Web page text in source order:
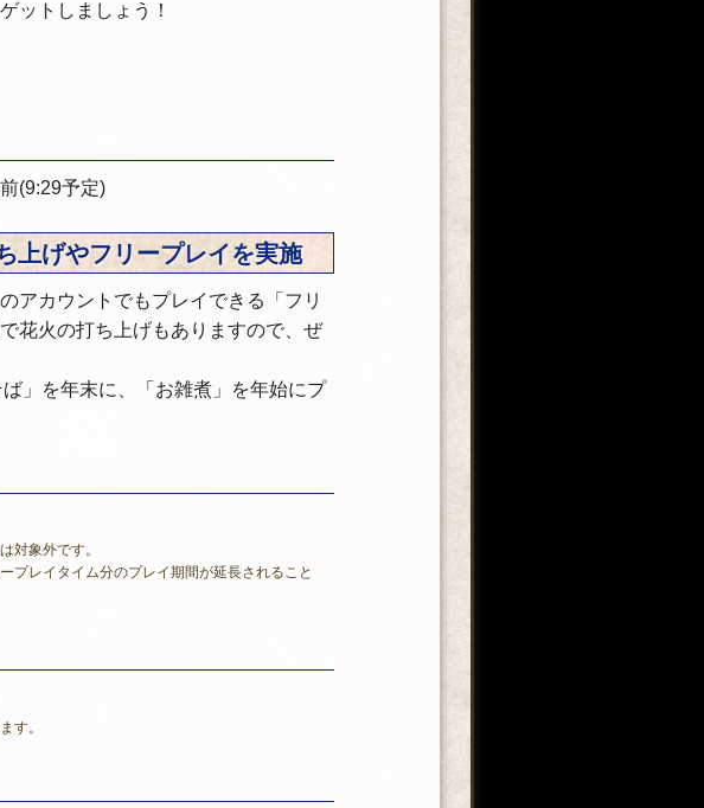
ットしましょう！
(9:29予定)
上げやフリープレイを実施
アカウントでもプレイできる「フリ
花火の打ち上げもありますので、ぜ
」を年末に、「お雑煮」を年始にプ
対象外です。
プレイタイム分のプレイ期間が延長されること
す。